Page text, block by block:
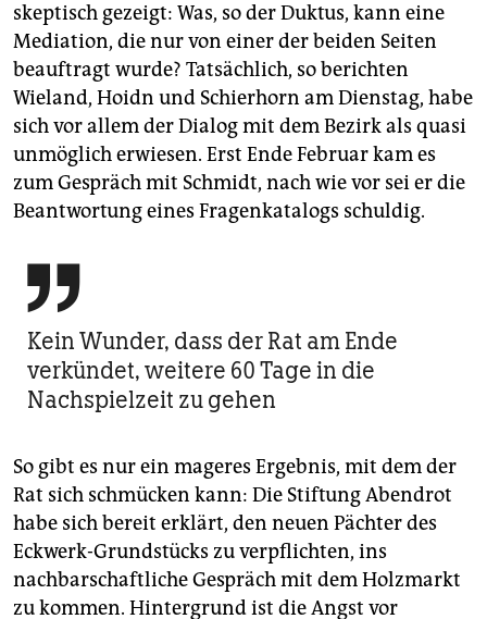
skeptisch gezeigt: Was, so der Duktus, kann eine
Mediation, die nur von einer der beiden Seiten
beauftragt wurde? Tatsächlich, so berichten
Wieland, Hoidn und Schierhorn am Dienstag, habe
sich vor allem der Dialog mit dem Bezirk als quasi
unmöglich erwiesen. Erst Ende Februar kam es
zum Gespräch mit Schmidt, nach wie vor sei er die
Beantwortung eines Fragenkatalogs schuldig.

Kein Wunder, dass der Rat am Ende
verkündet, weitere 60 Tage in die
Nachspielzeit zu gehen
So gibt es nur ein mageres Ergebnis, mit dem der
Rat sich schmücken kann: Die Stiftung Abendrot
habe sich bereit erklärt, den neuen Pächter des
Eckwerk-Grundstücks zu verpflichten, ins
nachbarschaftliche Gespräch mit dem Holzmarkt
zu kommen. Hintergrund ist die Angst vor